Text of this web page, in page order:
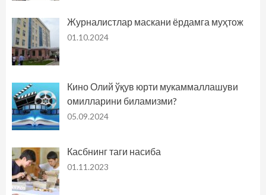
Журналистлар маскани ёрдамга муҳтож
01.10.2024
Кино Олий ўқув юрти мукаммаллашуви
омилларини биламизми?
05.09.2024
Касбнинг таги насиба
01.11.2023